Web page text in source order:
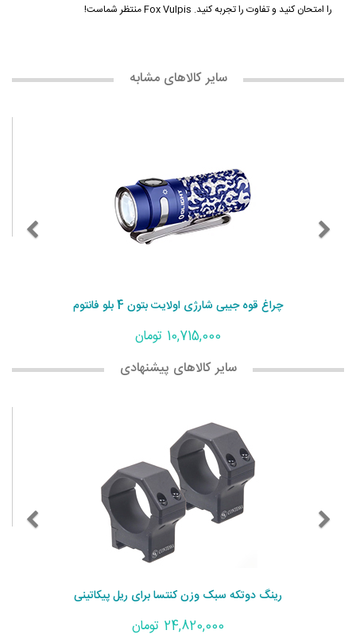
را امتحان کنید و تفاوت را تجربه کنید. Fox Vulpis منتظر شماست!
سایر کالاهای مشابه
چراغ قوه جیبی شارژی اولایت بتون 4 بلو فانتوم
10,715,000 تومان
سایر کالاهای پیشنهادی
رینگ دوتکه سبک وزن کنتسا برای ریل پیکاتینی
24,820,000 تومان